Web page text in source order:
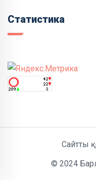
Статистика
Сайтты
© 2024